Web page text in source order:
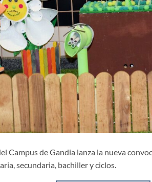
Campus de Gandia lanza la nueva
secundaria, bachiller y ciclos.